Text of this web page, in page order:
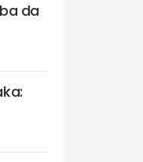
da